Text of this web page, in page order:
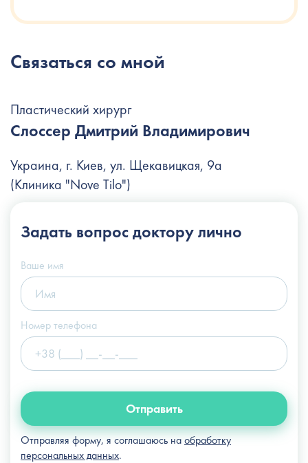
Связаться со мной
Пластический хирург
Слоссер Дмитрий Владимирович
Украина, г. Киев, ул. Щекавицкая, 9а
(Клиника "Nove Tilo")
+38 (066) 122-6-111
info@slosser.com.ua
Задать вопросдоктору лично
Ваше имя
Номер телефона
Отправить
Отправляя форму, я соглашаюсь наобработку
персональных данных.